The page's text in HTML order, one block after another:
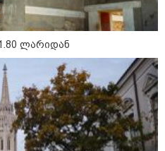
უკრაინაში
დაკავშირებით
გამართეს - რა
/ 05-08-2026
თავდასხმა Wildberries-
საწყობზე - დრონებით
შემდეგ, ტულას
მდებარე საწყობში
ლარიდან